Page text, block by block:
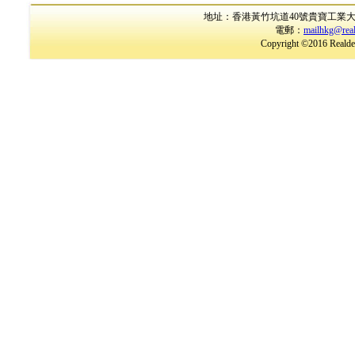
地址：香港黃竹坑道40號貴寶工業
電郵：
Copyright ©2016